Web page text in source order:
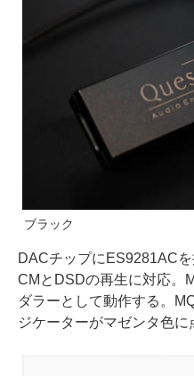
ブラック
DACチップにES9281AC
CMとDSDの再生に対応。
ダラーとして動作する。
ジケーターがマゼンタ色に